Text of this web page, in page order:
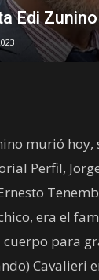
Edi Zunino
murió hoy,
Perfil,
era el
cuerpo para
Cavalieri